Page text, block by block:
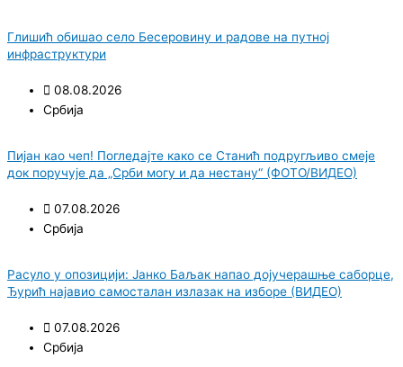
Глишић обишао село Бесеровину и радове на путној
инфраструктури
08.08.2026
Србија
Пијан као чеп! Погледајте како се Станић подругљиво смеје
док поручује да „Срби могу и да нестану“ (ФОТО/ВИДЕО)
07.08.2026
Србија
Расуло у опозицији: Јанко Баљак напао дојучерашње саборце,
Ђурић најавио самосталан излазак на изборе (ВИДЕО)
07.08.2026
Србија